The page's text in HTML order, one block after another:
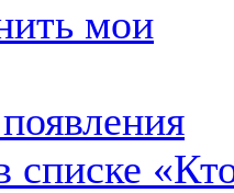
мои
списке